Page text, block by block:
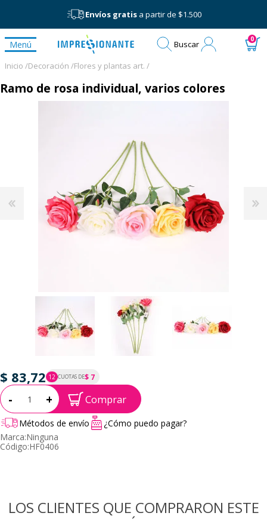
Envíos gratisa partir de $1.500
Menú Buscar 0
Inicio /Decoración /Flores y plantas art. /
Ramo de rosa individual, varios colores
$ 83,72 12 CUOTAS DE$ 7
P.T.F. $ 84
Cantidad:
- + Comprar
Métodos de envío
¿Cómo puedo pagar?
Marca:Ninguna
Código:HF0406
LOS CLIENTES QUE COMPRARON ESTE